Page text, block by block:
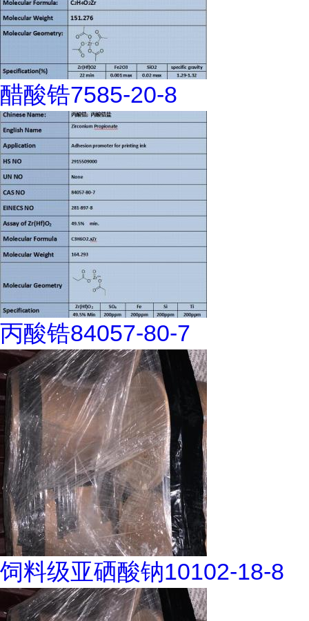
醋酸锆7585-20-8
丙酸锆84057-80-7
饲料级亚硒酸钠10102-18-8